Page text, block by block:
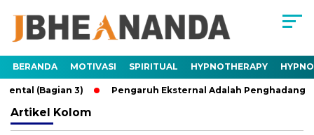
BERANDA MOTIVASI SPIRITUAL HYPNOTHERAPY
(Bagian 3) Pengaruh Eksternal Adalah Penghadang
Artikel Kolom